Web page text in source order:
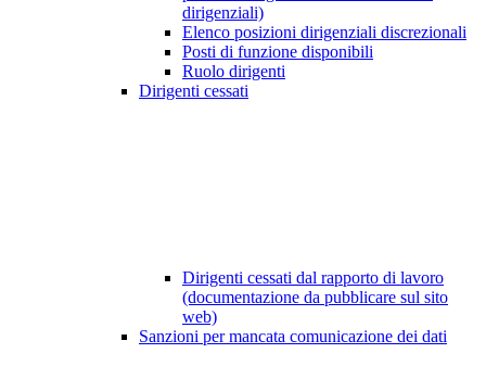
dirigenziali)
Elenco posizioni dirigenziali discrezionali
Posti di funzione disponibili
Ruolo dirigenti
Dirigenti cessati
Dirigenti cessati dal rapporto di lavoro
(documentazione da pubblicare sul sito
web)
Sanzioni per mancata comunicazione dei dati